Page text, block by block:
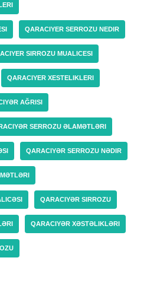
QARACIYER SERROZU NEDIR
SIRROZU MUALICESI
QARACIYER XESTELIKLERI
AĞRISI
SERROZU ƏLAMƏTLƏRI
QARACIYƏR SERROZU NƏDIR
QARACIYƏR SIRROZU
QARACIYƏR XƏSTƏLIKLƏRI